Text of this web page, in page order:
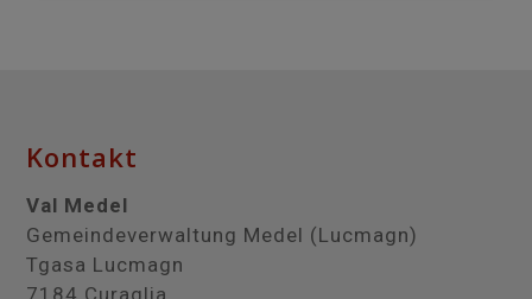
Kontakt
Val Medel
Gemeindeverwaltung Medel (Lucmagn)
Tgasa Lucmagn